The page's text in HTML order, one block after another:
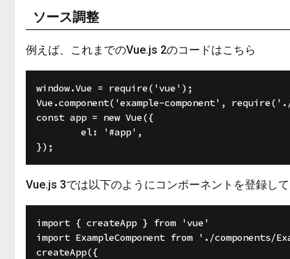
ソース調整
例えば、これまでのVue.js 2のコードはこちら
window.Vue = require('vue');
Vue.component('example-component',
const app = new Vue({
Vue.js 3では以下のようにコンポーネントを登録して
import { createApp } from 'vue'
import ExampleComponent from './components/
createApp({